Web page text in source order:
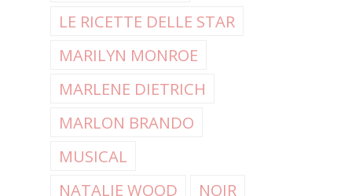
LE RICETTE DELLE STAR
MARILYN MONROE
MARLENE DIETRICH
MARLON BRANDO
MUSICAL
NATALIE WOOD
NOIR